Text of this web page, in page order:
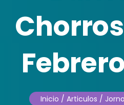
Inicio / Articulos /